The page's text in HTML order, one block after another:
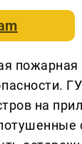
пожарная
на